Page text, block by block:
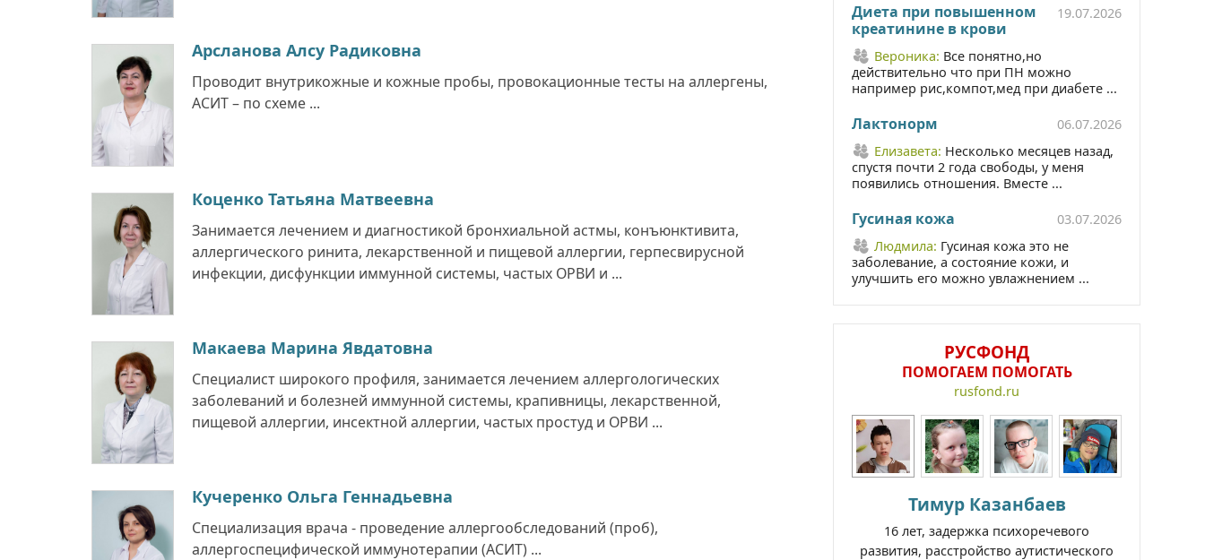
Арсланова Алсу Радиковна
Проводит внутрикожные и кожные пробы, провокационные тесты на аллергены,
АСИТ – по схеме ...
Коценко Татьяна Матвеевна
Занимается лечением и диагностикой бронхиальной астмы, конъюнктивита,
аллергического ринита, лекарственной и пищевой аллергии, герпесвирусной
инфекции, дисфункции иммунной системы, частых ОРВИ и ...
Макаева Марина Явдатовна
Специалист широкого профиля, занимается лечением аллергологических
заболеваний и болезней иммунной системы, крапивницы, лекарственной,
пищевой аллергии, инсектной аллергии, частых простуд и ОРВИ ...
Кучеренко Ольга Геннадьевна
Специализация врача - проведение аллергообследований (проб),
аллергоспецифической иммунотерапии (АСИТ) ...
Диета при повышенном
креатинине в крови
19.07.2026
Вероника: Все понятно,но
действительно что при ПН можно
например рис,компот,мед при диабете ...
Лактонорм
06.07.2026
Елизавета: Несколько месяцев назад,
спустя почти 2 года свободы, у меня
появились отношения. Вместе ...
Гусиная кожа
03.07.2026
Людмила: Гусиная кожа это не
заболевание, а состояние кожи, и
улучшить его можно увлажнением ...
РУСФОНД
ПОМОГАЕМ ПОМОГАТЬ
rusfond.ru
Тимур Казанбаев
16 лет, задержка психоречевого
развития, расстройство аутистического